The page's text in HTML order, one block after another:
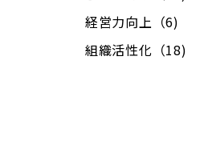
経営力向上（6)
組織活性化（18)